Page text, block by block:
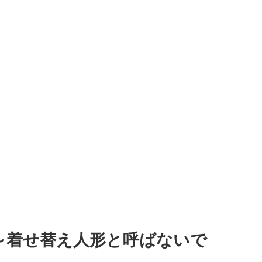
せ替え人形と呼ばないで